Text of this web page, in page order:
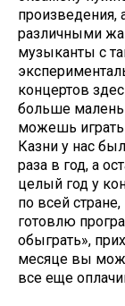
произведения,
различными
музыканты с
концертов
больше
можешь
Казни у нас
раза в год, а
целый год у
по всей
готовлю
обыграть»,
месяце вы
все еще